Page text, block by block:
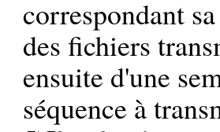
correspondant
des fichiers
ensuite d'une
séquence à